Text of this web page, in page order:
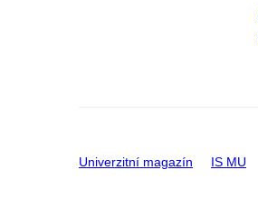
Univerzitní magazín IS MU